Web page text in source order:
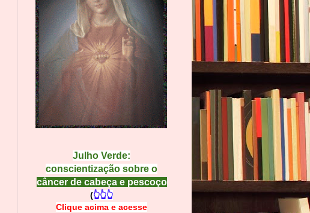
Julho Verde:
conscientização sobre o
câncer de cabeça e pescoço
(👆👆👆
Clique acima e acesse